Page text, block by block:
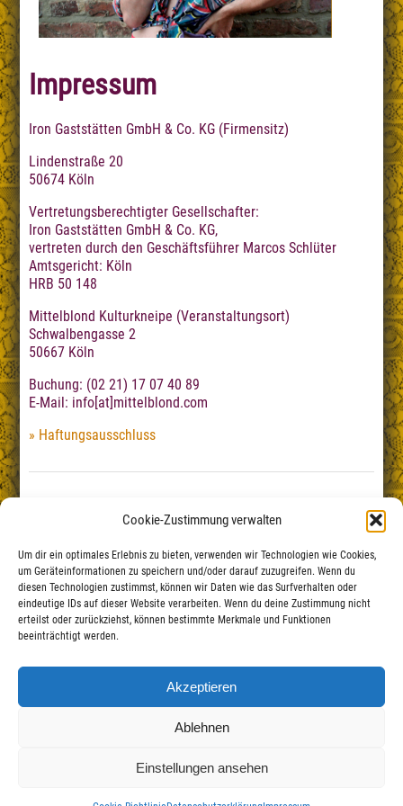
Cookie-Zustimmung verwalten
Um dir ein optimales Erlebnis zu bieten, verwenden wir Technologien wie Cookies,
um Geräteinformationen zu speichern und/oder darauf zuzugreifen. Wenn du
diesen Technologien zustimmst, können wir Daten wie das Surfverhalten oder
eindeutige IDs auf dieser Website verarbeiten. Wenn du deine Zustimmung nicht
erteilst oder zurückziehst, können bestimmte Merkmale und Funktionen
beeinträchtigt werden.
Akzeptieren
Ablehnen
Einstellungen ansehen
Impressum
Iron Gaststätten GmbH & Co. KG (Firmensitz)
Lindenstraße 20
50674 Köln
Vertretungsberechtigter Gesellschafter:
Iron Gaststätten GmbH & Co. KG,
vertreten durch den Geschäftsführer Marcos Schlüter
Amtsgericht: Köln
HRB 50 148
Mittelblond Kulturkneipe (Veranstaltungsort)
Schwalbengasse 2
50667 Köln
Buchung: (02 21) 17 07 40 89
E-Mail: info[at]mittelblond.com
Haftungsausschluss
Mittelblond Kulturkneipe
Schwalbengasse 2
50667 Köln
info[at]mittelblond.com